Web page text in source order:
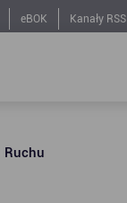
eBOK Kanały RSS
Ruchu